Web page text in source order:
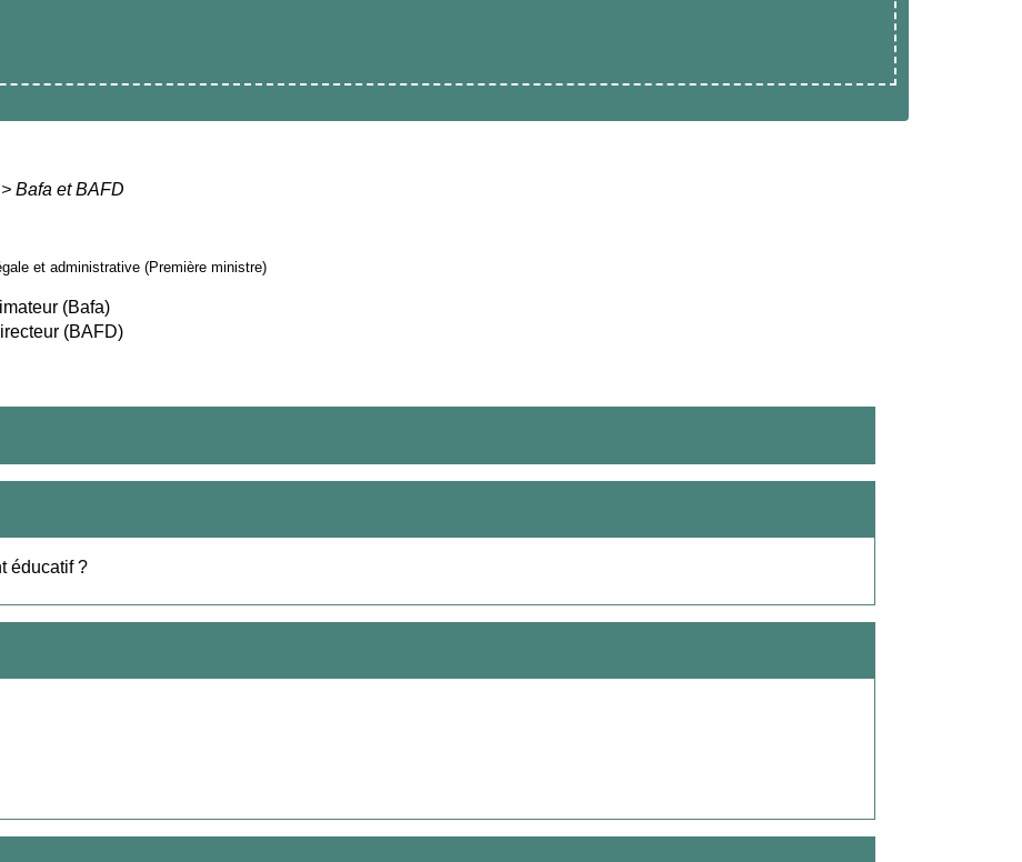
> Bafa et BAFD
et administrative (Première ministre)
(Bafa)
(BAFD)
éducatif ?